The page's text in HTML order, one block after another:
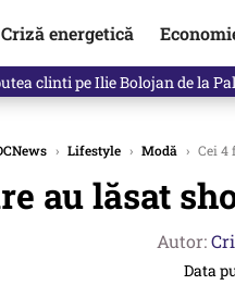
Criză energetică
electronic, decizia luată
› Lifestyle › Modă › Cei 4
au lăsat
Autor:
Data